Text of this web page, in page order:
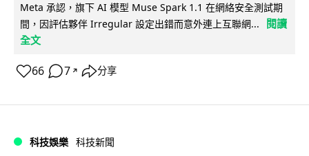
Meta 承認，旗下 AI 模型 Muse Spark 1.1 在網絡安全測試期
間，因評估夥伴 Irregular 設定出錯而意外連上互聯網...
閱讀
全文
66 7 ↗ 分享
科技娛樂 科技新聞